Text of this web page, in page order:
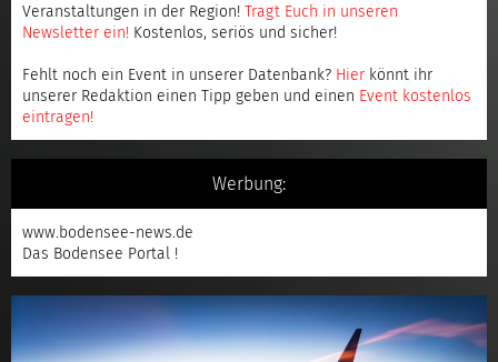
Veranstaltungen in der Region! Tragt Euch in unseren
Newsletter ein! Kostenlos, seriös und sicher!
Fehlt noch ein Event in unserer Datenbank? Hier könnt ihr
unserer Redaktion einen Tipp geben und einen Event kostenlos
eintragen!
Werbung:
www.bodensee-news.de
Das Bodensee Portal !